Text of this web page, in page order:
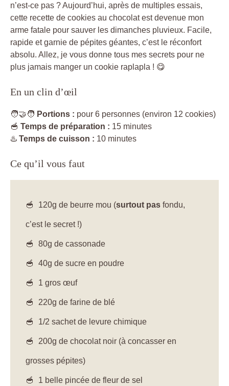
n’est-ce pas ? Aujourd’hui, après de multiples essais,
cette recette de cookies au chocolat est devenue mon
arme fatale pour sauver les dimanches pluvieux. Facile,
rapide et garnie de pépites géantes, c’est le réconfort
absolu. Allez, je vous donne tous mes secrets pour ne
plus jamais manger un cookie raplapla ! 😋
En un clin d’œil
🧑‍🤝‍🧑 Portions : pour 6 personnes (environ 12 cookies)
🥣 Temps de préparation : 15 minutes
♨️ Temps de cuisson : 10 minutes
Ce qu’il vous faut
120g de beurre mou (surtout pas fondu,
c’est le secret !)
80g de cassonade
40g de sucre en poudre
1 gros œuf
220g de farine de blé
1/2 sachet de levure chimique
200g de chocolat noir (à concasser en
grosses pépites)
1 belle pincée de fleur de sel